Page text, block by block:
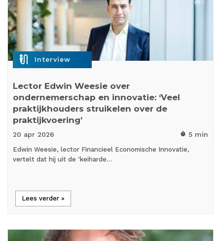
mic_external_on Interview
Lector Edwin Weesie over
ondernemerschap en innovatie: ‘Veel
praktijkhouders struikelen over de
praktijkvoering’
20 apr 2026 timer 5 min
Edwin Weesie, lector Financieel Economische Innovatie,
vertelt dat hij uit de ‘keiharde…
Lees verder »